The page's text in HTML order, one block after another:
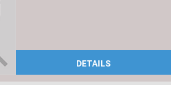
DETAILS